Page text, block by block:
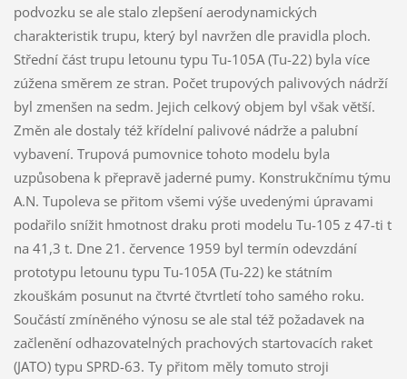
podvozku se ale stalo zlepšení aerodynamických
charakteristik trupu, který byl navržen dle pravidla ploch.
Střední část trupu letounu typu Tu-105A (Tu-22) byla více
zúžena směrem ze stran. Počet trupových palivových nádrží
byl zmenšen na sedm. Jejich celkový objem byl však větší.
Změn ale dostaly též křídelní palivové nádrže a palubní
vybavení. Trupová pumovnice tohoto modelu byla
uzpůsobena k přepravě jaderné pumy. Konstrukčnímu týmu
A.N. Tupoleva se přitom všemi výše uvedenými úpravami
podařilo snížit hmotnost draku proti modelu Tu-105 z 47-ti t
na 41,3 t. Dne 21. července 1959 byl termín odevzdání
prototypu letounu typu Tu-105A (Tu-22) ke státním
zkouškám posunut na čtvrté čtvrtletí toho samého roku.
Součástí zmíněného výnosu se ale stal též požadavek na
začlenění odhazovatelných prachových startovacích raket
(JATO) typu SPRD-63. Ty přitom měly tomuto stroji